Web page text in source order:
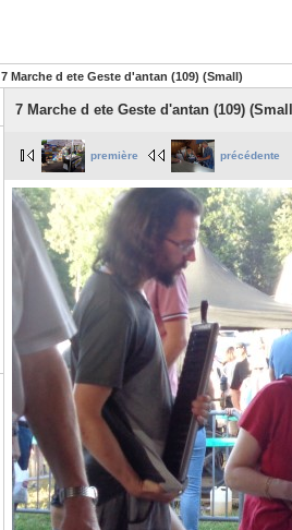
7 Marche d ete Geste d'antan (109) (Small)
7 Marche d ete Geste d'antan (109)
première précédente